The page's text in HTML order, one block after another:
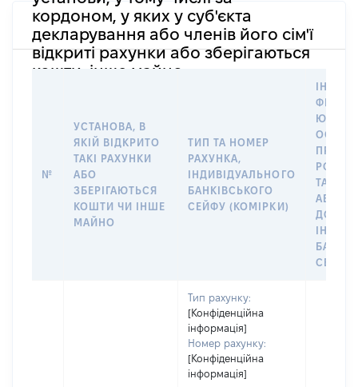
кордоном, у яких у суб'єкта
декларування або членів його сім'ї
відкриті рахунки або зберігаються
кошти, інше майно
№
УСТАНОВА, В
ЯКІЙ ВІДКРИТО
ТАКІ РАХУНКИ
АБО
ЗБЕРІГАЮТЬСЯ
КОШТИ ЧИ ІНШЕ
МАЙНО
ТИП ТА НОМЕР
РАХУНКА,
ІНДИВІДУАЛЬНОГО
БАНКІВСЬКОГО
СЕЙФУ (КОМІРКИ)
ПРАВО
ТАКИМ
АБО
ДО
СЕЙФУ
Тип рахунку:
[Конфіденційна
інформація]
Номер рахунку:
[Конфіденційна
інформація]